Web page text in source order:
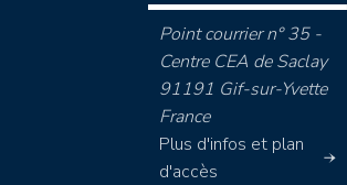
Point courrier n° 35 -
Centre CEA de Saclay
91191 Gif-sur-Yvette
France
Plus d'infos et plan
d'accès